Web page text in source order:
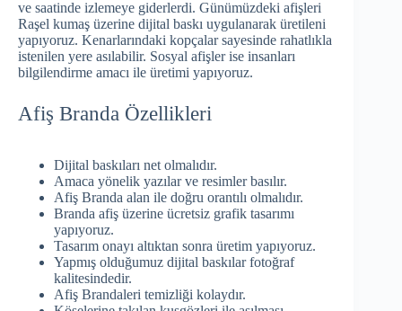
ve saatinde izlemeye giderlerdi. Günümüzdeki afişleri
Raşel kumaş üzerine dijital baskı uygulanarak üretileni
yapıyoruz. Kenarlarındaki kopçalar sayesinde rahatlıkla
istenilen yere asılabilir. Sosyal afişler ise insanları
bilgilendirme amacı ile üretimi yapıyoruz.
Afiş Branda Özellikleri
Dijital baskıları net olmalıdır.
Amaca yönelik yazılar ve resimler basılır.
Afiş Branda alan ile doğru orantılı olmalıdır.
Branda afiş üzerine ücretsiz grafik tasarımı
yapıyoruz.
Tasarım onayı altıktan sonra üretim yapıyoruz.
Yapmış olduğumuz dijital baskılar fotoğraf
kalitesindedir.
Afiş Brandaleri temizliği kolaydır.